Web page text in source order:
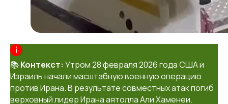
📚Контекст: Утром 28 февраля 2026 года США и
Израиль начали масштабную военную операцию
против Ирана. В результате совместных атак погиб
верховный лидер Ирана аятолла Али Хаменеи.